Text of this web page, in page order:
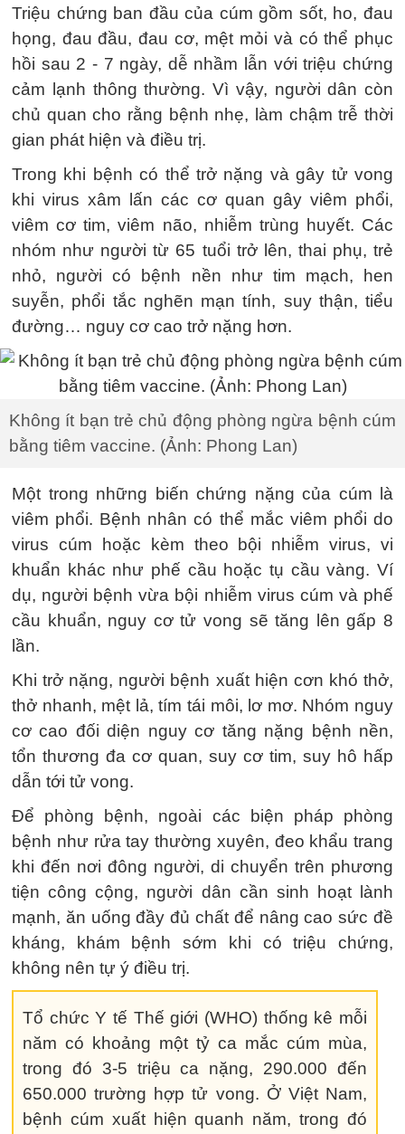
Triệu chứng ban đầu của cúm gồm sốt, ho, đau
họng, đau đầu, đau cơ, mệt mỏi và có thể phục
hồi sau 2 - 7 ngày, dễ nhầm lẫn với triệu chứng
cảm lạnh thông thường. Vì vậy, người dân còn
chủ quan cho rằng bệnh nhẹ, làm chậm trễ thời
gian phát hiện và điều trị.
Trong khi bệnh có thể trở nặng và gây tử vong
khi virus xâm lấn các cơ quan gây viêm phổi,
viêm cơ tim, viêm não, nhiễm trùng huyết. Các
nhóm như người từ 65 tuổi trở lên, thai phụ, trẻ
nhỏ, người có bệnh nền như tim mạch, hen
suyễn, phổi tắc nghẽn mạn tính, suy thận, tiểu
đường… nguy cơ cao trở nặng hơn.
Không ít bạn trẻ chủ động phòng ngừa bệnh cúm
bằng tiêm vaccine. (Ảnh: Phong Lan)
Một trong những biến chứng nặng của cúm là
viêm phổi. Bệnh nhân có thể mắc viêm phổi do
virus cúm hoặc kèm theo bội nhiễm virus, vi
khuẩn khác như phế cầu hoặc tụ cầu vàng. Ví
dụ, người bệnh vừa bội nhiễm virus cúm và phế
cầu khuẩn, nguy cơ tử vong sẽ tăng lên gấp 8
lần.
Khi trở nặng, người bệnh xuất hiện cơn khó thở,
thở nhanh, mệt lả, tím tái môi, lơ mơ. Nhóm nguy
cơ cao đối diện nguy cơ tăng nặng bệnh nền,
tổn thương đa cơ quan, suy cơ tim, suy hô hấp
dẫn tới tử vong.
Để phòng bệnh, ngoài các biện pháp phòng
bệnh như rửa tay thường xuyên, đeo khẩu trang
khi đến nơi đông người, di chuyển trên phương
tiện công cộng, người dân cần sinh hoạt lành
mạnh, ăn uống đầy đủ chất để nâng cao sức đề
kháng, khám bệnh sớm khi có triệu chứng,
không nên tự ý điều trị.
Tổ chức Y tế Thế giới (WHO) thống kê mỗi
năm có khoảng một tỷ ca mắc cúm mùa,
trong đó 3-5 triệu ca nặng, 290.000 đến
650.000 trường hợp tử vong. Ở Việt Nam,
bệnh cúm xuất hiện quanh năm, trong đó